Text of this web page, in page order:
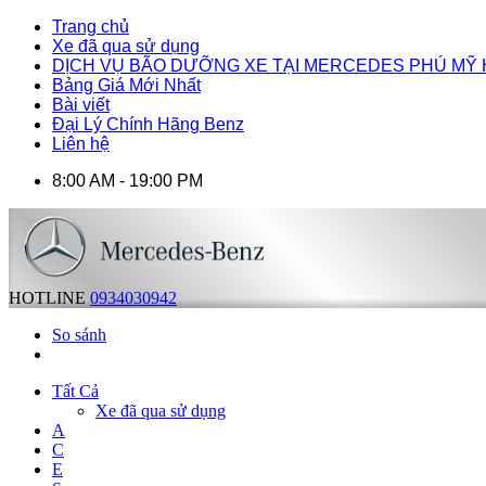
Trang chủ
Xe đã qua sử dụng
DỊCH VỤ BÃO DƯỠNG XE TẠI MERCEDES PHÚ MỸ
Bảng Giá Mới Nhất
Bài viết
Đại Lý Chính Hãng Benz
Liên hệ
8:00 AM - 19:00 PM
HOTLINE 0934030942
So sánh
Tất Cả
Xe đã qua sử dụng
A
C
E